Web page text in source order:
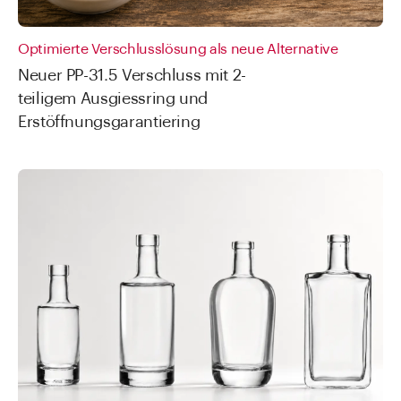
Optimierte Verschlusslösung als neue Alternative
Neuer PP-31.5 Verschluss mit 2-
teiligem Ausgiessring und
Erstöffnungsgarantiering